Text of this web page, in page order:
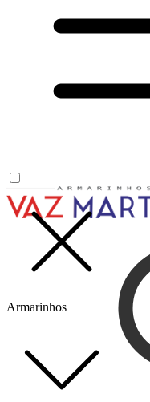
Armarinhos